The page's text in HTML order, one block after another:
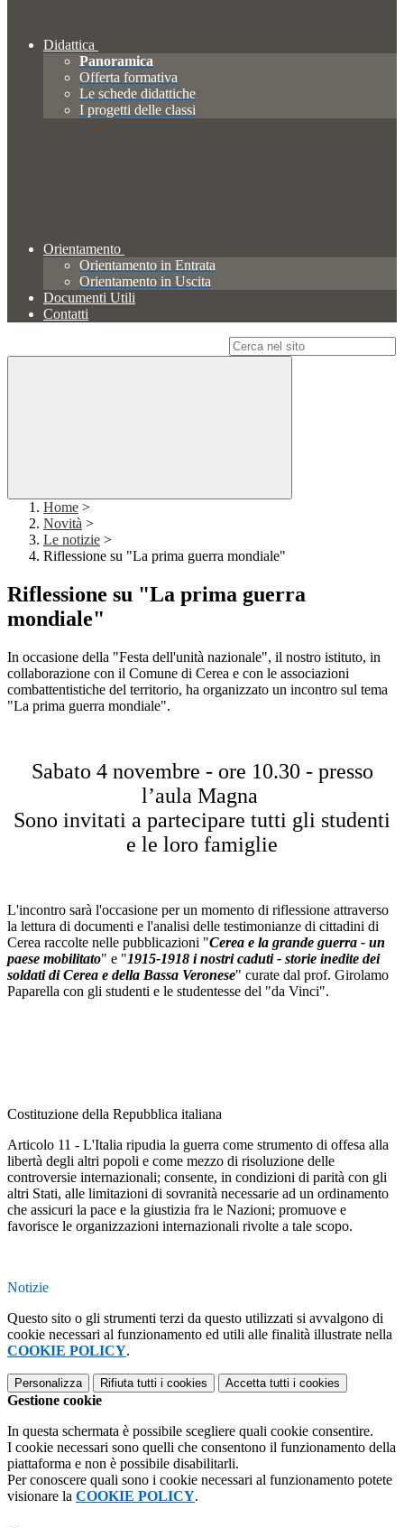
Didattica
Panoramica
Offerta formativa
Le schede didattiche
I progetti delle classi
Orientamento
Orientamento in Entrata
Orientamento in Uscita
Documenti Utili
Contatti
Home >
Novità >
Le notizie >
Riflessione su "La prima guerra mondiale"
Riflessione su "La prima guerra
mondiale"
In occasione della "Festa dell'unità nazionale", il nostro istituto, in
collaborazione con il Comune di Cerea e con le associazioni
combattentistiche del territorio, ha organizzato un incontro sul tema
"La prima guerra mondiale".
Sabato 4 novembre - ore 10.30 - presso
l’aula Magna
Sono invitati a partecipare tutti gli studenti
e le loro famiglie
L'incontro sarà l'occasione per un momento di riflessione attraverso
la lettura di documenti e l'analisi delle testimonianze di cittadini di
Cerea raccolte nelle pubblicazioni "Cerea e la grande guerra - un
paese mobilitato" e "1915-1918 i nostri caduti - storie inedite dei
soldati di Cerea e della Bassa Veronese" curate dal prof. Girolamo
Paparella con gli studenti e le studentesse del "da Vinci".
Costituzione della Repubblica italiana
Articolo 11 - L'Italia ripudia la guerra come strumento di offesa alla
libertà degli altri popoli e come mezzo di risoluzione delle
controversie internazionali; consente, in condizioni di parità con gli
altri Stati, alle limitazioni di sovranità necessarie ad un ordinamento
che assicuri la pace e la giustizia fra le Nazioni; promuove e
favorisce le organizzazioni internazionali rivolte a tale scopo.
Notizie
Questo sito o gli strumenti terzi da questo utilizzati si avvalgono di
cookie necessari al funzionamento ed utili alle finalità illustrate nella
COOKIE POLICY.
Personalizza Rifiuta tutti i cookies Accetta tutti i cookies
Gestione cookie
In questa schermata è possibile scegliere quali cookie consentire.
I cookie necessari sono quelli che consentono il funzionamento della
piattaforma e non è possibile disabilitarli.
Per conoscere quali sono i cookie necessari al funzionamento potete
visionare la COOKIE POLICY.